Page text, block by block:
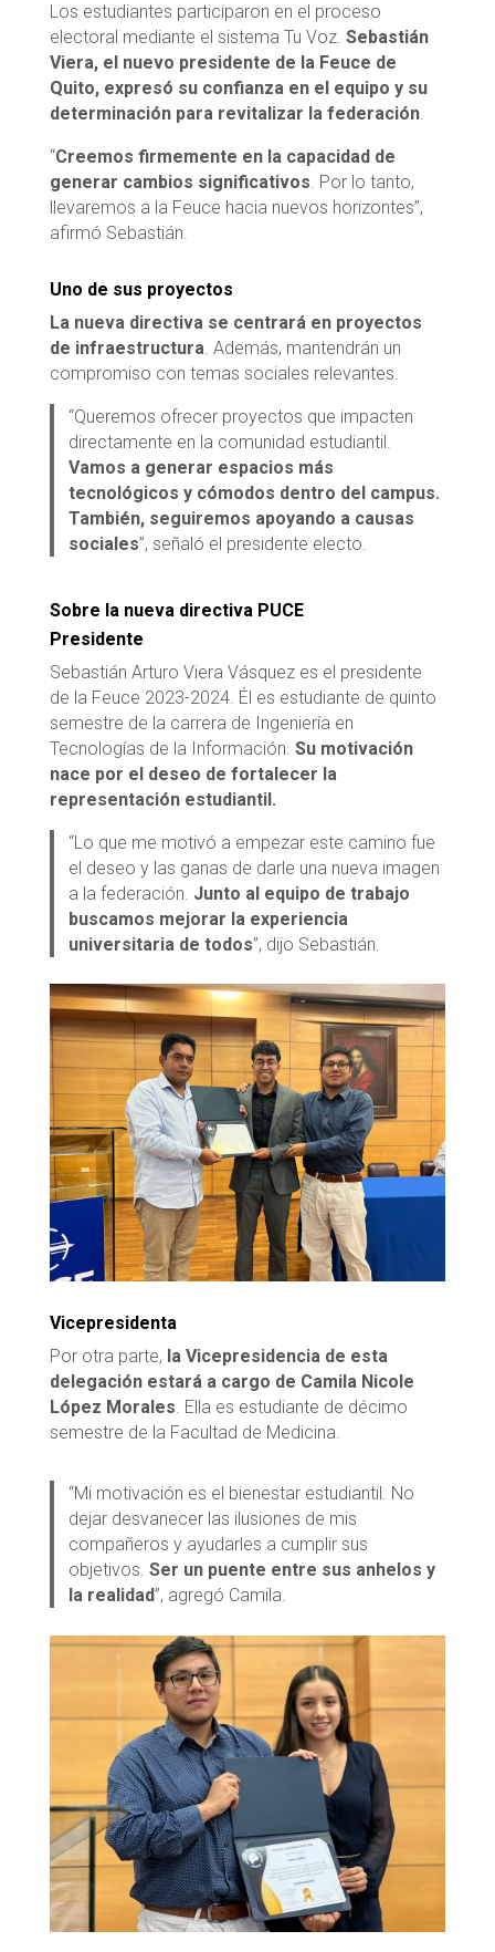
Los estudiantes participaron en el proceso
electoral mediante el sistema Tu Voz. Sebastián
Viera, el nuevo presidente de la Feuce de
Quito, expresó su confianza en el equipo y su
determinación para revitalizar la federación.
“Creemos firmemente en la capacidad de
generar cambios significativos. Por lo tanto,
llevaremos a la Feuce hacia nuevos horizontes”,
afirmó Sebastián.
Uno de sus proyectos
La nueva directiva se centrará en proyectos
de infraestructura. Además, mantendrán un
compromiso con temas sociales relevantes.
“Queremos ofrecer proyectos que impacten
directamente en la comunidad estudiantil.
Vamos a generar espacios más
tecnológicos y cómodos dentro del campus.
También, seguiremos apoyando a causas
sociales”, señaló el presidente electo.
Sobre la nueva directiva PUCE
Presidente
Sebastián Arturo Viera Vásquez es el presidente
de la Feuce 2023-2024. Él es estudiante de quinto
semestre de la carrera de Ingeniería en
Tecnologías de la Información. Su motivación
nace por el deseo de fortalecer la
representación estudiantil.
“Lo que me motivó a empezar este camino fue
el deseo y las ganas de darle una nueva imagen
a la federación. Junto al equipo de trabajo
buscamos mejorar la experiencia
universitaria de todos”, dijo Sebastián.
Vicepresidenta
Por otra parte, la Vicepresidencia de esta
delegación estará a cargo de Camila Nicole
López Morales. Ella es estudiante de décimo
semestre de la Facultad de Medicina.
“Mi motivación es el bienestar estudiantil. No
dejar desvanecer las ilusiones de mis
compañeros y ayudarles a cumplir sus
objetivos.Ser un puente entre sus anhelos y
la realidad”, agregó Camila.